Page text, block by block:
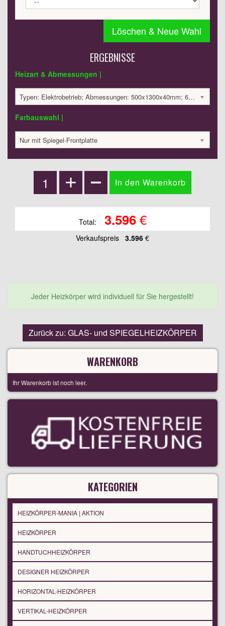
Löschen & Neue Wahl
ERGEBNISSE
Heizart & Abmessungen |
Typen: Elektrobetrieb; Abmessungen: 500x1300x40mm; 650 Watt:; 3595.78 €
Farbauswahl |
Nur mit Spiegel-Frontplatte
Total: 3.596€
Verkaufspreis 3.596 €
Jeder Heizkörper wird individuell für Sie hergestellt!
Zurück zu: GLAS- und SPIEGELHEIZKÖRPER
WARENKORB
Ihr Warenkorb ist noch leer.
KATEGORIEN
HEIZKÖRPER-MANIA | AKTION
HEIZKÖRPER
HANDTUCHHEIZKÖRPER
DESIGNER HEIZKÖRPER
HORIZONTAL-HEIZKÖRPER
VERTIKAL-HEIZKÖRPER